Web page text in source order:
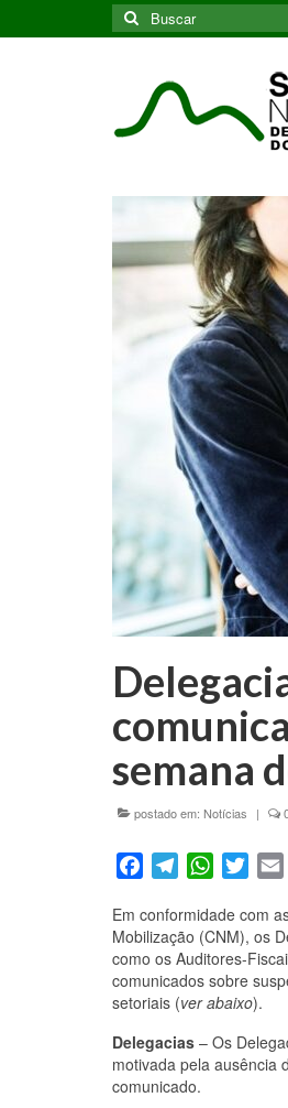
Buscar
por:
semana
postado em: Notícias |
FacebookTelegramWhatsApp
Em conformidade com
Mobilização (CNM), os
como os Auditores-
comunicados sobre
setoriais (ver abaixo).
Delegacias – Os
motivada pela ausência
comunicado.